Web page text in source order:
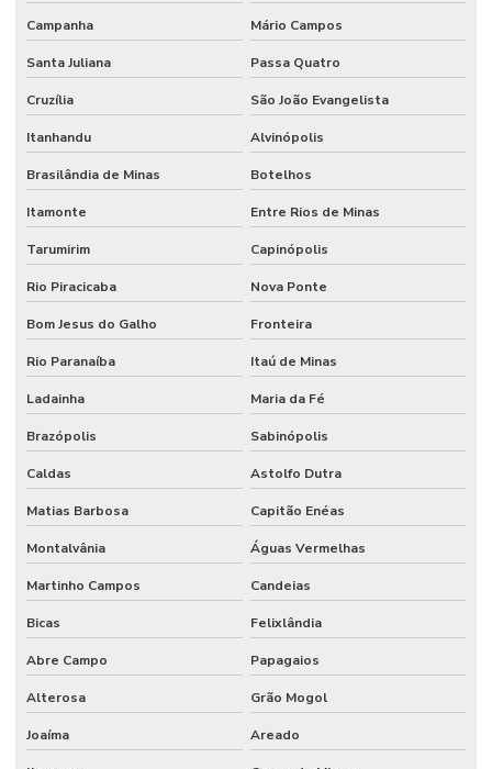
Campanha Mário Campos
Santa Juliana Passa Quatro
Cruzília São João Evangelista
Itanhandu Alvinópolis
Brasilândia de Minas Botelhos
Itamonte Entre Rios de Minas
Tarumirim Capinópolis
Rio Piracicaba Nova Ponte
Bom Jesus do Galho Fronteira
Rio Paranaíba Itaú de Minas
Ladainha Maria da Fé
Brazópolis Sabinópolis
Caldas Astolfo Dutra
Matias Barbosa Capitão Enéas
Montalvânia Águas Vermelhas
Martinho Campos Candeias
Bicas Felixlândia
Abre Campo Papagaios
Alterosa Grão Mogol
Joaíma Areado